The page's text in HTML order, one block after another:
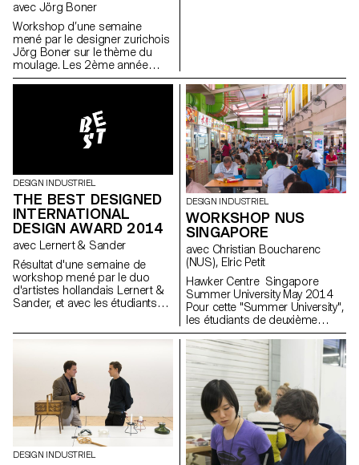
avec Jörg Boner
Workshop d’une semaine
mené par le designer zurichois
Jörg Boner sur le thème du
moulage. Les 2ème année
bachelor design industriel ont
qu’ils ont pu couler eux mêmes
dans les ateliers de l’école.
L’intérêt des résultats réside
DESIGN INDUSTRIEL
THE BEST DESIGNED
INTERNATIONAL
DESIGN AWARD 2014
avec Lernert & Sander
Résultat d'une semaine de
workshop mené par le duo
d'artistes hollandais Lernert &
Sander, et avec les étudiants
Graphique.
DESIGN INDUSTRIEL
WORKSHOP NUS
SINGAPORE
avec Christian Boucharenc
(NUS), Elric Petit
Hawker Centre Singapore
Summer University May 2014
Pour cette "Summer University",
les étudiants de deuxième
année Bachelor en design
industriel ont collaboré avec les
étudiants de la National
University of Singapore lors du
workshop "Hawker Centres".
Les "Hawker Centres" sont
des restaurants traditionnels où
se réunissent les
Singapouriens de tout horizon.
Plus que des restaurants, ces
lieux sont de véritables points
DESIGN INDUSTRIEL